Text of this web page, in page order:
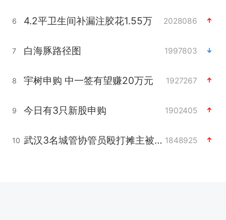
6 4.2平卫生间补漏注胶花1.55万 2028086
7 白海豚路径图 1997803
8 宇树申购 中一签有望赚20万元 1927267
9 今日有3只新股申购 1902405
10 武汉3名城管协管员殴打摊主被刑拘 1848925